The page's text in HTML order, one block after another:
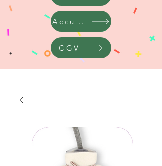
Accueil
CGV